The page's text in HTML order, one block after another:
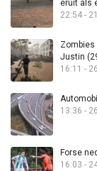
eruit als
22:54 -
Zombies
Justin
16:11 -
13:36 -
Forse
16:03 -